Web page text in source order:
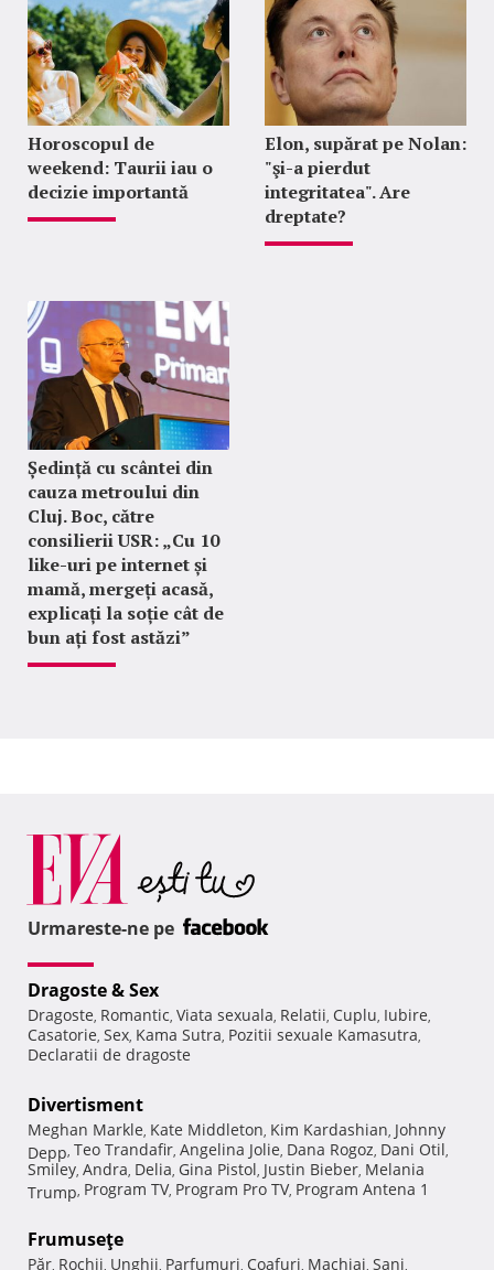
Horoscopul de
weekend: Taurii iau o
decizie importantă
Elon, supărat pe Nolan:
"şi-a pierdut
integritatea". Are
dreptate?
Ședință cu scântei din
cauza metroului din
Cluj. Boc, către
consilierii USR: „Cu 10
like-uri pe internet și
mamă, mergeți acasă,
explicați la soție cât de
bun ați fost astăzi”
Urmareste-ne pe
Dragoste & Sex
Dragoste, Romantic, Viata sexuala, Relatii, Cuplu, Iubire,
Casatorie, Sex, Kama Sutra, Pozitii sexuale Kamasutra,
Declaratii de dragoste
Divertisment
Meghan Markle, Kate Middleton, Kim Kardashian, Johnny
Depp, Teo Trandafir, Angelina Jolie, Dana Rogoz, Dani Otil,
Smiley, Andra, Delia, Gina Pistol, Justin Bieber, Melania
Trump, Program TV, Program Pro TV, Program Antena 1
Frumuseţe
Păr, Rochii, Unghii, Parfumuri, Coafuri, Machiaj, Sani,